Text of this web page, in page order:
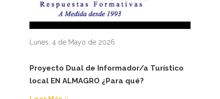
Lunes, 4 de Mayo de 2026
Proyecto Dual de Informador/a Turístico
local EN ALMAGRO ¿Para qué?